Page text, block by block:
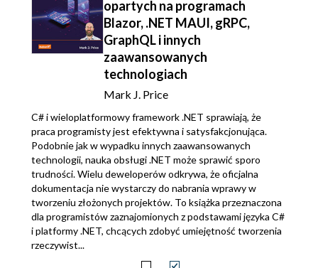
opartych na programach
Blazor, .NET MAUI, gRPC,
GraphQL i innych
zaawansowanych
technologiach
Mark J. Price
C# i wieloplatformowy framework .NET sprawiają, że
praca programisty jest efektywna i satysfakcjonująca.
Podobnie jak w wypadku innych zaawansowanych
technologii, nauka obsługi .NET może sprawić sporo
trudności. Wielu deweloperów odkrywa, że oficjalna
dokumentacja nie wystarczy do nabrania wprawy w
tworzeniu złożonych projektów. To książka przeznaczona
dla programistów zaznajomionych z podstawami języka C#
i platformy .NET, chcących zdobyć umiejętność tworzenia
rzeczywist...